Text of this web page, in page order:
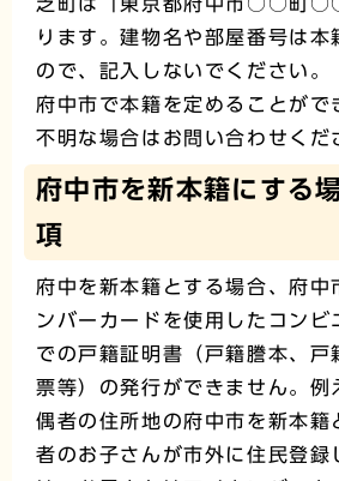
ります。建物名や部屋番号は本
ので、記入しないでください。
府中市で本籍を定めることがで
不明な場合はお問い合わせくだ
府中市を新本籍にする
項
府中を新本籍とする場合、府中
ンバーカードを使用したコンビ
での戸籍証明書（戸籍謄本、戸
票等）の発行ができません。例
偶者の住所地の府中市を新本籍
者のお子さんが市外に住民登録